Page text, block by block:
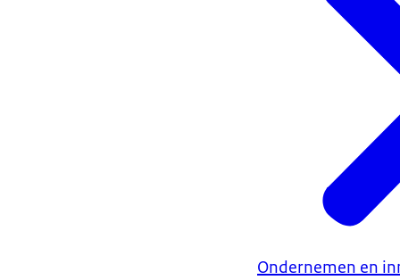
Ondernemen en